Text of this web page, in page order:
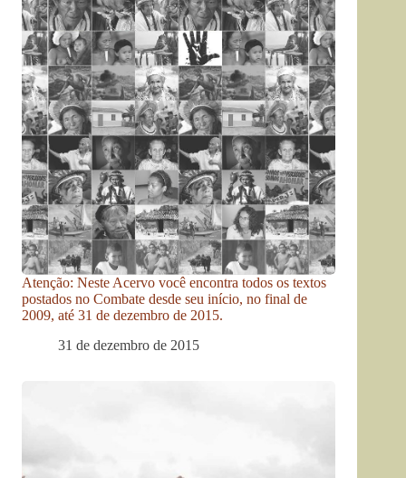
Atenção: Neste Acervo você encontra todos os textos
postados no Combate desde seu início, no final de
2009, até 31 de dezembro de 2015.
31 de dezembro de 2015